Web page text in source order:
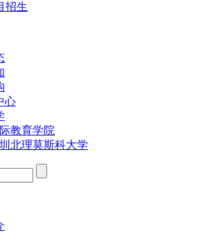
招生
心
教育学院
北理莫斯科大学